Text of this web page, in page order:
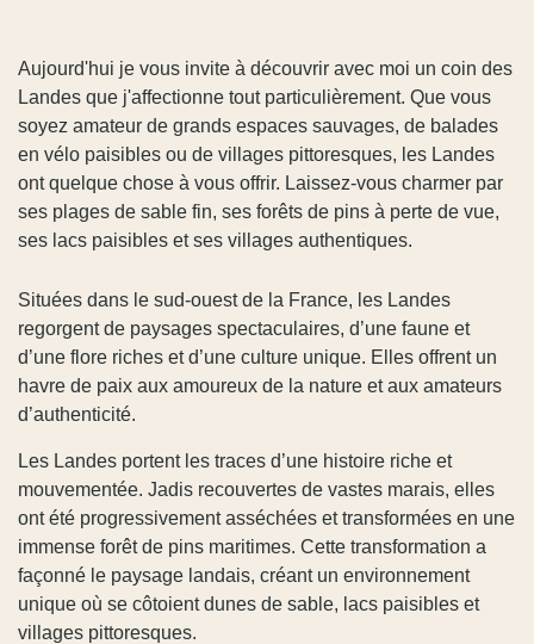
Aujourd'hui je vous invite à découvrir avec moi un coin des
Landes que j'affectionne tout particulièrement. Que vous
soyez amateur de grands espaces sauvages, de balades
en vélo paisibles ou de villages pittoresques, les Landes
ont quelque chose à vous offrir. Laissez-vous charmer par
ses plages de sable fin, ses forêts de pins à perte de vue,
ses lacs paisibles et ses villages authentiques.
Situées dans le sud-ouest de la France, les Landes
regorgent de paysages spectaculaires, d’une faune et
d’une flore riches et d’une culture unique. Elles offrent un
havre de paix aux amoureux de la nature et aux amateurs
d’authenticité.
Les Landes portent les traces d’une histoire riche et
mouvementée. Jadis recouvertes de vastes marais, elles
ont été progressivement asséchées et transformées en une
immense forêt de pins maritimes. Cette transformation a
façonné le paysage landais, créant un environnement
unique où se côtoient dunes de sable, lacs paisibles et
villages pittoresques.